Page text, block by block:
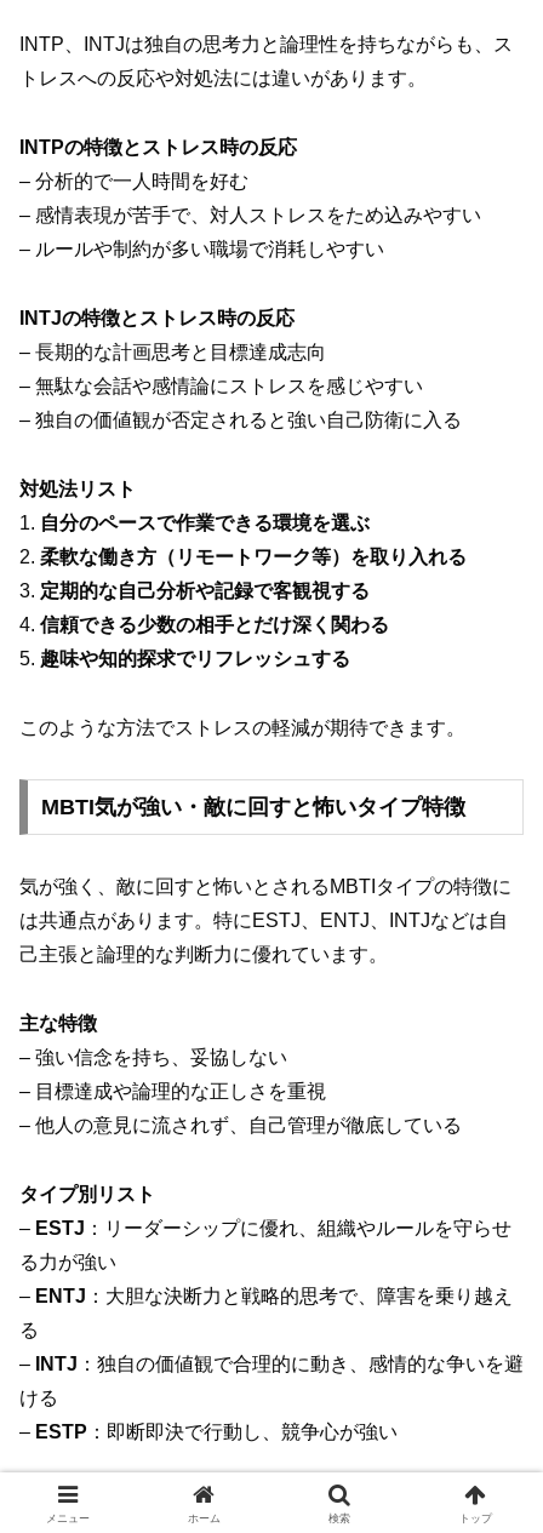
INTP、INTJは独自の思考力と論理性を持ちながらも、ス
トレスへの反応や対処法には違いがあります。
INTPの特徴とストレス時の反応
– 分析的で一人時間を好む
– 感情表現が苦手で、対人ストレスをため込みやすい
– ルールや制約が多い職場で消耗しやすい
INTJの特徴とストレス時の反応
– 長期的な計画思考と目標達成志向
– 無駄な会話や感情論にストレスを感じやすい
– 独自の価値観が否定されると強い自己防衛に入る
対処法リスト
1. 自分のペースで作業できる環境を選ぶ
2. 柔軟な働き方（リモートワーク等）を取り入れる
3. 定期的な自己分析や記録で客観視する
4. 信頼できる少数の相手とだけ深く関わる
5. 趣味や知的探求でリフレッシュする
このような方法でストレスの軽減が期待できます。
MBTI気が強い・敵に回すと怖いタイプ特徴
気が強く、敵に回すと怖いとされるMBTIタイプの特徴に
は共通点があります。特にESTJ、ENTJ、INTJなどは自
己主張と論理的な判断力に優れています。
主な特徴
– 強い信念を持ち、妥協しない
– 目標達成や論理的な正しさを重視
– 他人の意見に流されず、自己管理が徹底している
タイプ別リスト
– ESTJ ：リーダーシップに優れ、組織やルールを守らせ
る力が強い
– ENTJ ：大胆な決断力と戦略的思考で、障害を乗り越え
る
–
INTJ ：独自の価値観で合理的に動き、感情的な争いを避
ける
– ESTP ：即断即決で行動し、競争心が強い
相手を尊重しつつ、無理なく関係性を築くことが大切で
メニュー ホーム 検索 トップ